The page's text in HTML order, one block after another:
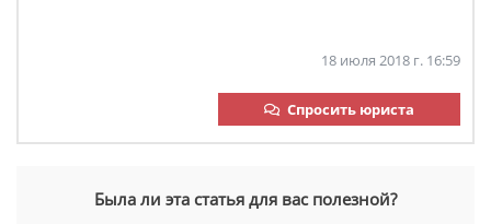
18 июля 2018 г. 16:59
Спросить юриста
Была ли эта статья для вас полезной?